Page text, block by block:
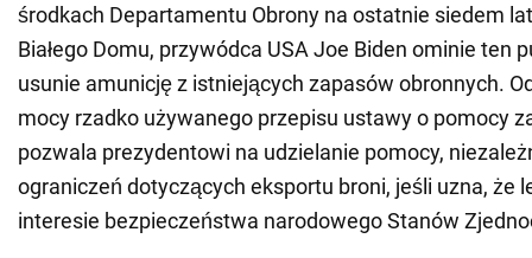
środkach Departamentu Obrony na ostatnie siedem
Białego Domu, przywódca USA Joe Biden ominie ten
usunie amunicję z istniejących zapasów obronnych.
mocy rzadko używanego przepisu ustawy o pomocy
pozwala prezydentowi na udzielanie pomocy,
ograniczeń dotyczących eksportu broni, jeśli uzna, że
interesie bezpieczeństwa narodowego Stanów